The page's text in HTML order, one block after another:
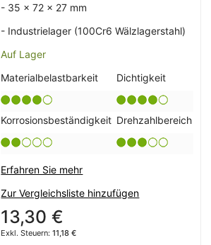
- 35 x 72 x 27 mm
- Industrielager (100Cr6 Wälzlagerstahl)
Auf Lager
Materialbelastbarkeit
Dichtigkeit
Korrosionsbeständigkeit Drehzahlbereich
Erfahren Sie mehr
Zur Vergleichsliste hinzufügen
13,30 €
11,18 €